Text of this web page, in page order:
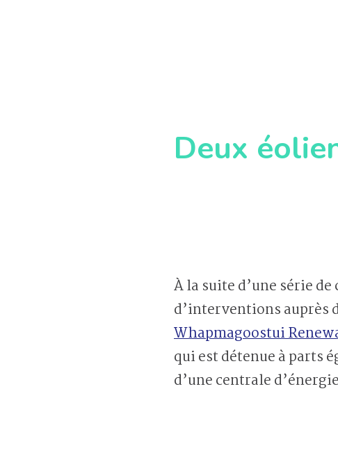
Deux
À la suite d’une série
d’interventions auprès
Whapmagoostui
qui est détenue à parts
d’une centrale